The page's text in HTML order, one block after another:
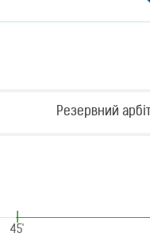
Резервний
|
45'